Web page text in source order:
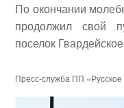
По окончании
продолжил свой
поселок
Пресс-служба ПП «Русское